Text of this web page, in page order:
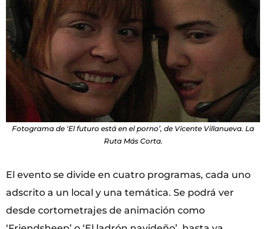
Fotograma de ‘El futuro está en el porno’, de Vicente Villanueva. La
Ruta Más Corta.
El evento se divide en cuatro programas, cada uno
adscrito a un local y una temática. Se podrá ver
desde cortometrajes de animación como